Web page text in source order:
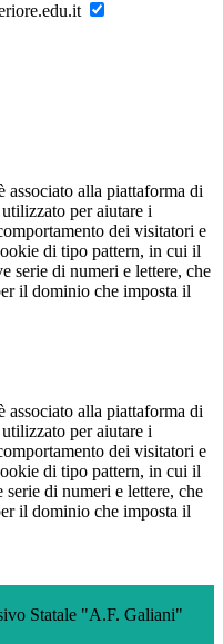
associato alla piattaforma di
per aiutare i
dei visitatori e
di tipo pattern, in cui il
serie di numeri e lettere, che
il dominio che imposta il
associato alla piattaforma di
per aiutare i
dei visitatori e
di tipo pattern, in cui il
di numeri e lettere, che
il dominio che imposta il
Statale "A.F. Galiani"